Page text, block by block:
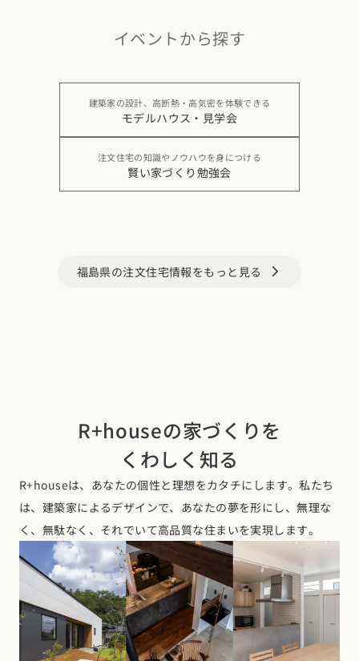
イベントから探す
建築家の設計、高断熱・高気密を体験できる
モデルハウス・見学会
注文住宅の知識やノウハウを身につける
賢い家づくり勉強会
福島県の注文住宅情報をもっと見る arrow_forward_ios
R+houseの家づくりを
くわしく知る
R+houseは、あなたの個性と理想をカタチにします。私たち
は、建築家によるデザインで、あなたの夢を形にし、無理な
く、無駄なく、それでいて高品質な住まいを実現します。